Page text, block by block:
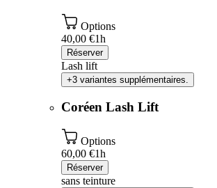
Options
40,00 €1h
Réserver
Lash lift
+3 variantes supplémentaires.
Coréen Lash Lift
Options
60,00 €1h
Réserver
sans teinture